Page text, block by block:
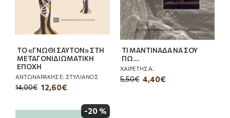
ΤΟ «ΓΝΩΘΙ ΣΑΥΤΟΝ» ΣΤΗ
ΜΕΤΑΓΟΝΙΔΙΩΜΑΤΙΚΗ
ΕΠΟΧΗ
ΑΝΤΩΝΑΡΑΚΗΣ Ε. ΣΤΥΛΙΑΝΟΣ
12,60€
14,00€
ΤΙ ΜΑΝΤΙΝΑΔΑ ΝΑ ΣΟΥ
ΠΩ....
ΧΑΙΡΕΤΗΣ Α.
4,40€
5,50€
-20 %